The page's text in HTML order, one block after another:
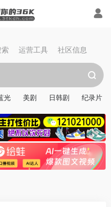
运营工具 社区信息
光 美剧 日韩剧 纪录片